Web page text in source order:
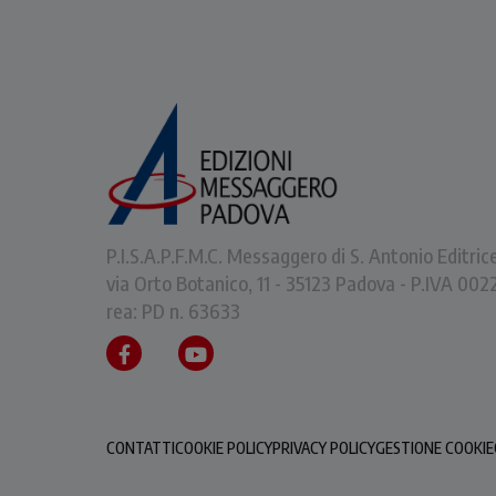
P.I.S.A.P.F.M.C. Messaggero di S. Antonio
via Orto Botanico, 11 - 35123 Padova - P.IVA
rea: PD n. 63633
CONTATTICOOKIE POLICYPRIVACY POLICYGESTIONE COOKIE